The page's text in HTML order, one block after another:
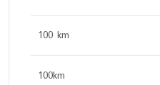
100 km
100km